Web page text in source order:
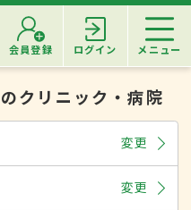
会員登録 ログイン メニュー
のクリニック・病院
変更
変更